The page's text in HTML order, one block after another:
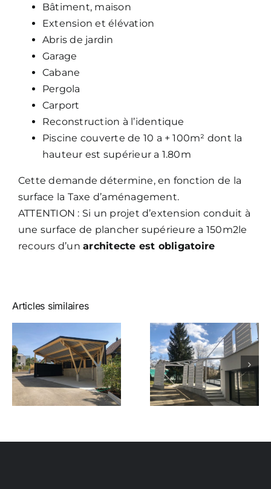
Bâtiment, maison
Extension et élévation
Abris de jardin
Garage
Cabane
Pergola
Carport
Reconstruction à l’identique
Piscine couverte de 10 a + 100m² dont la
hauteur est supérieur a 1.80m
Cette demande détermine, en fonction de la
surface la Taxe d’aménagement.
ATTENTION : Si un projet d’extension conduit à
une surface de plancher supérieure a 150m2le
recours d’unarchitecte est obligatoire
Articles similaires
Claustra à
Muespach-
le-Haut
Nouveau
projet